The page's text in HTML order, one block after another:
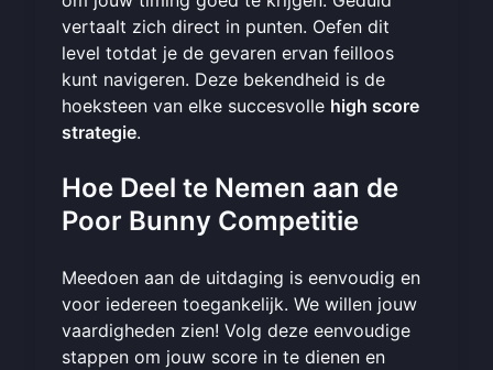
vertaalt zich direct in punten. Oefen dit
level totdat je de gevaren ervan feilloos
kunt navigeren. Deze bekendheid is de
hoeksteen van elke succesvolle high score
strategie.
Hoe Deel te Nemen aan de
Poor Bunny Competitie
Meedoen aan de uitdaging is eenvoudig en
voor iedereen toegankelijk. We willen jouw
vaardigheden zien! Volg deze eenvoudige
stappen om jouw score in te dienen en